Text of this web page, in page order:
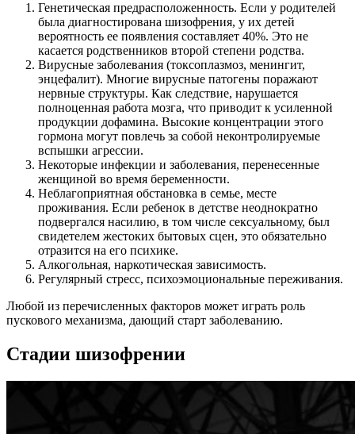
Генетическая предрасположенность. Если у родителей
была диагностирована шизофрения, у их детей
вероятность ее появления составляет 40%. Это не
касается родственников второй степени родства.
Вирусные заболевания (токсоплазмоз, менингит,
энцефалит). Многие вирусные патогены поражают
нервные структуры. Как следствие, нарушается
полноценная работа мозга, что приводит к усиленной
продукции дофамина. Высокие концентрации этого
гормона могут повлечь за собой неконтролируемые
вспышки агрессии.
Некоторые инфекции и заболевания, перенесенные
женщиной во время беременности.
Неблагоприятная обстановка в семье, месте
проживания. Если ребенок в детстве неоднократно
подвергался насилию, в том числе сексуальному, был
свидетелем жестоких бытовых сцен, это обязательно
отразится на его психике.
Алкогольная, наркотическая зависимость.
Регулярный стресс, психоэмоциональные переживания.
Любой из перечисленных факторов может играть роль
пускового механизма, дающий старт заболеванию.
Стадии шизофрении